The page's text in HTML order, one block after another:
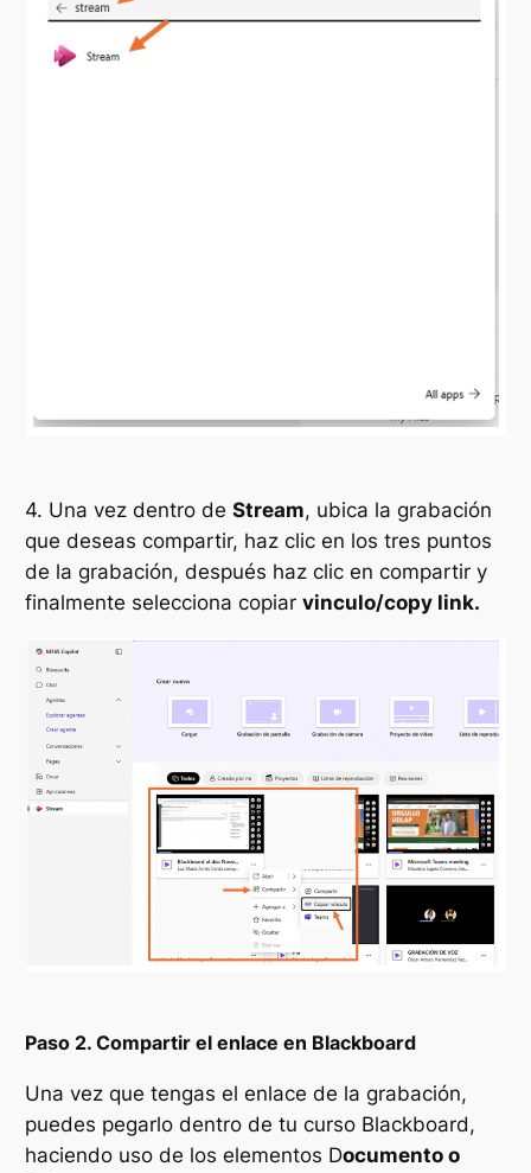
4. Una vez dentro deStream, ubica la grabación
que deseas compartir, haz clic en los tres puntos
de la grabación, después haz clic en compartir y
finalmente selecciona copiarvinculo/copy link.
Paso 2. Compartir el enlace en Blackboard
Una vez que tengas el enlace de la grabación,
puedes pegarlo dentro de tu curso Blackboard,
haciendo uso de los elementos Documento o